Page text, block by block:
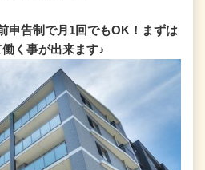
申告制で月1回でもOK！まずは
く事が出来ます♪